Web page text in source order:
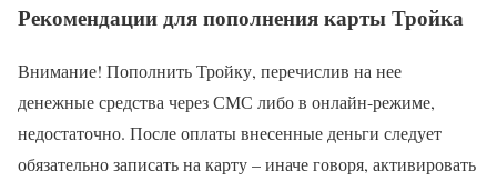
Рекомендации для пополнения карты Тройка
Внимание! Пополнить Тройку, перечислив на нее
денежные средства через СМС либо в онлайн-режиме,
недостаточно. После оплаты внесенные деньги следует
обязательно записать на карту – иначе говоря, активировать